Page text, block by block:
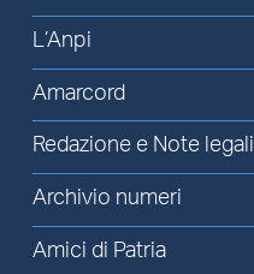
L’Anpi
Amarcord
Redazione e Note legali
Archivio numeri
Amici di Patria